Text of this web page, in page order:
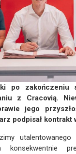
po zakończeniu
z Cracovią.
jego
podpisał kontrakt
konsekwentnie